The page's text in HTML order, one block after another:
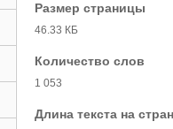
Размер страницы
46.33 КБ
Количество слов
1 053
Длина текста на